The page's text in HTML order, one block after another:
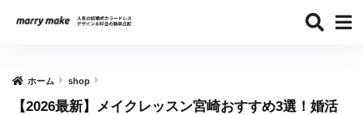
ホーム shop
【2026最新】メイクレッスン宮崎おすすめ3選！婚活